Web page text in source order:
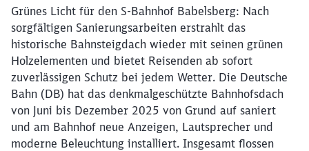
Grünes Licht für den S-Bahnhof Babelsberg: Nach
sorgfältigen Sanierungsarbeiten erstrahlt das
historische Bahnsteigdach wieder mit seinen grünen
Holzelementen und bietet Reisenden ab sofort
zuverlässigen Schutz bei jedem Wetter. Die Deutsche
Bahn (DB) hat das denkmalgeschützte Bahnhofsdach
von Juni bis Dezember 2025 von Grund auf saniert
und am Bahnhof neue Anzeigen, Lautsprecher und
moderne Beleuchtung installiert. Insgesamt flossen